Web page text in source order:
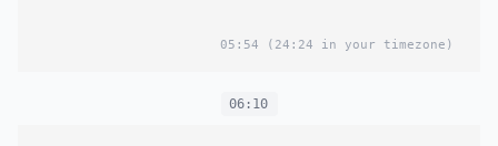
05:54 (24:24 in your timezone)
06:10